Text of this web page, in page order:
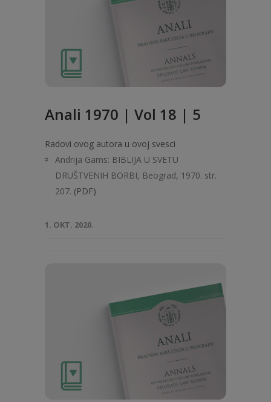
Anali 1970 | Vol 18 | 5
Radovi ovog autora u ovoj svesci
Andrija Gams: BIBLIJA U SVETU
DRUŠTVENIH BORBI, Beograd, 1970. str.
207. (PDF)
1. OKT. 2020.